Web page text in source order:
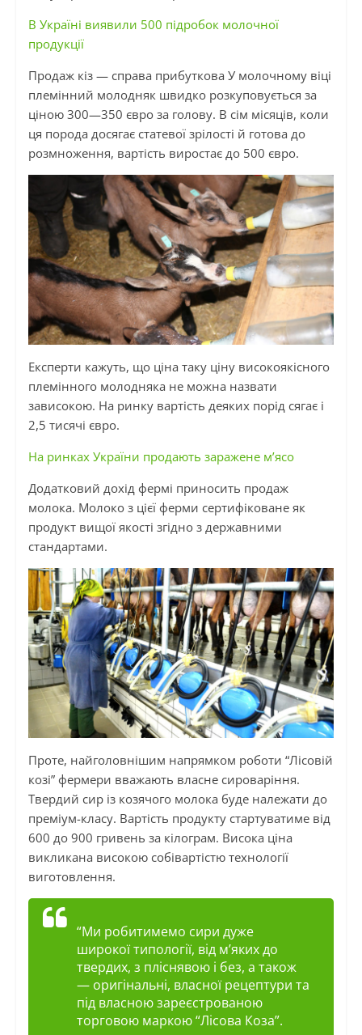
В Україні виявили 500 підробок молочної
продукції
Продаж кіз — справа прибуткова У молочному віці
племінний молодняк швидко розкуповується за
ціною 300—350 євро за голову. В сім місяців, коли
ця порода досягає статевої зрілості й готова до
розмноження, вартість виростає до 500 євро.
Експерти кажуть, що ціна таку ціну високоякісного
племінного молодняка неможна назвати
зависокою. На ринку вартість деяких порід сягає і
2,5 тисячі євро.
На ринках України продають заражене м’ясо
Додатковий дохід фермі приносить продаж
молока. Молоко з цієї ферми сертифіковане як
продукт вищої якості згідно з державними
стандартами.
Проте, найголовнішим напрямком роботи “Лісовій
козі” фермери вважають власне сироваріння.
Твердий сир із козячого молока буде належати до
преміум-класу. Вартість продукту стартуватиме від
600 до 900 гривень за кілограм. Висока ціна
викликана високою собівартістю технології
виготовлення.
“Ми робитимемо сири дуже
широкої типології, від м’яких до
твердих, з пліснявою і без, а також
— оригінальні, власної рецептури та
під власною зареєстрованою
торговою маркою “Лісова Коза”.